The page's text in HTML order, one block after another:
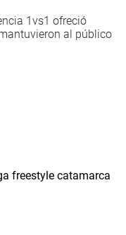
1vs1 ofreció
al público